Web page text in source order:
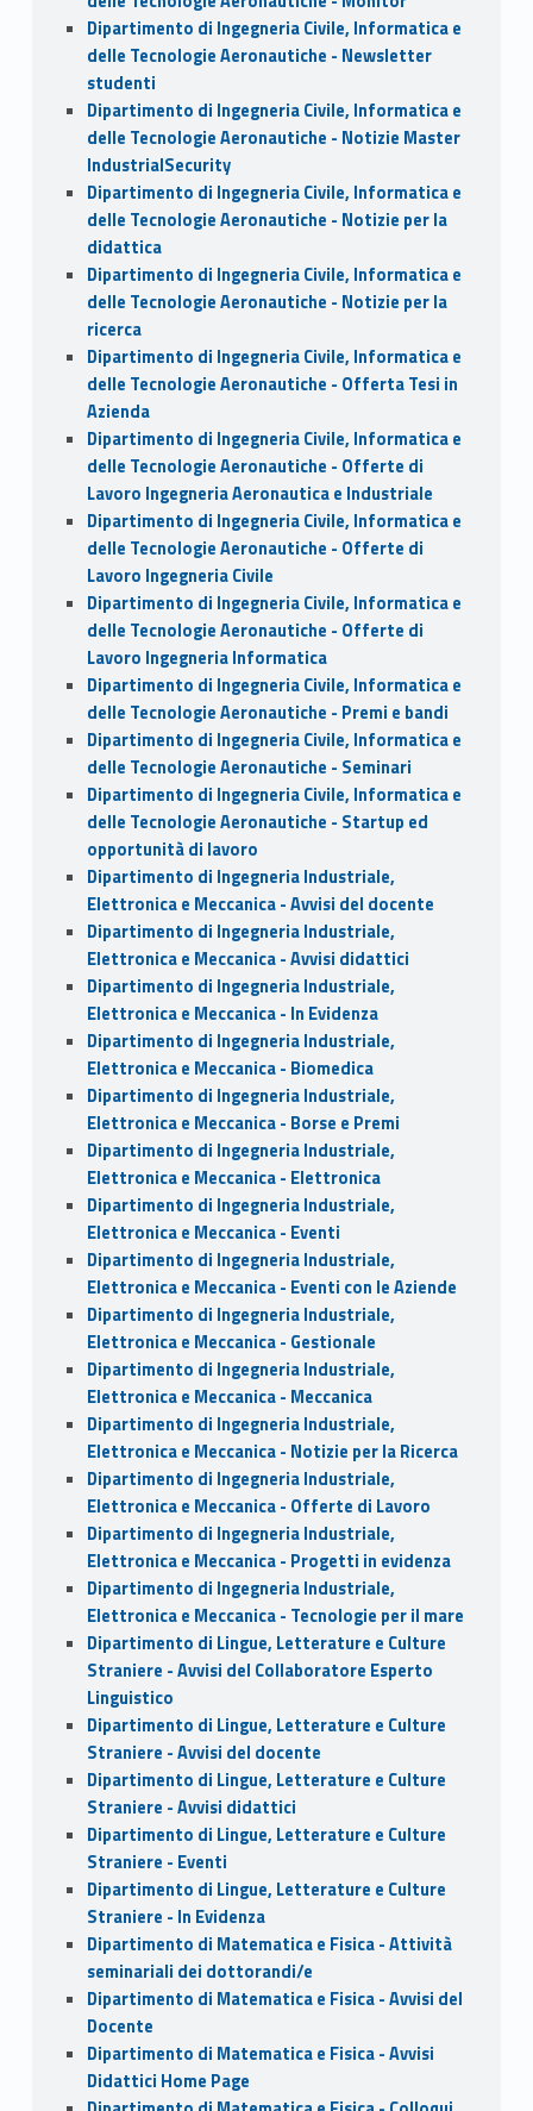
Dipartimento di Ingegneria Civile, Informatica e
delle Tecnologie Aeronautiche - Newsletter
studenti
Dipartimento di Ingegneria Civile, Informatica e
delle Tecnologie Aeronautiche - Notizie Master
IndustrialSecurity
Dipartimento di Ingegneria Civile, Informatica e
delle Tecnologie Aeronautiche - Notizie per la
didattica
Dipartimento di Ingegneria Civile, Informatica e
delle Tecnologie Aeronautiche - Notizie per la
ricerca
Dipartimento di Ingegneria Civile, Informatica e
delle Tecnologie Aeronautiche - Offerta Tesi in
Azienda
Dipartimento di Ingegneria Civile, Informatica e
delle Tecnologie Aeronautiche - Offerte di
Lavoro Ingegneria Aeronautica e Industriale
Dipartimento di Ingegneria Civile, Informatica e
delle Tecnologie Aeronautiche - Offerte di
Lavoro Ingegneria Civile
Dipartimento di Ingegneria Civile, Informatica e
delle Tecnologie Aeronautiche - Offerte di
Lavoro Ingegneria Informatica
Dipartimento di Ingegneria Civile, Informatica e
delle Tecnologie Aeronautiche - Premi e bandi
Dipartimento di Ingegneria Civile, Informatica e
delle Tecnologie Aeronautiche - Seminari
Dipartimento di Ingegneria Civile, Informatica e
delle Tecnologie Aeronautiche - Startup ed
opportunità di lavoro
Dipartimento di Ingegneria Industriale,
Elettronica e Meccanica - Avvisi del docente
Dipartimento di Ingegneria Industriale,
Elettronica e Meccanica - Avvisi didattici
Dipartimento di Ingegneria Industriale,
Elettronica e Meccanica - In Evidenza
Dipartimento di Ingegneria Industriale,
Elettronica e Meccanica - Biomedica
Dipartimento di Ingegneria Industriale,
Elettronica e Meccanica - Borse e Premi
Dipartimento di Ingegneria Industriale,
Elettronica e Meccanica - Elettronica
Dipartimento di Ingegneria Industriale,
Elettronica e Meccanica - Eventi
Dipartimento di Ingegneria Industriale,
Elettronica e Meccanica - Eventi con le Aziende
Dipartimento di Ingegneria Industriale,
Elettronica e Meccanica - Gestionale
Dipartimento di Ingegneria Industriale,
Elettronica e Meccanica - Meccanica
Dipartimento di Ingegneria Industriale,
Elettronica e Meccanica - Notizie per la Ricerca
Dipartimento di Ingegneria Industriale,
Elettronica e Meccanica - Offerte di Lavoro
Dipartimento di Ingegneria Industriale,
Elettronica e Meccanica - Progetti in evidenza
Dipartimento di Ingegneria Industriale,
Elettronica e Meccanica - Tecnologie per il mare
Dipartimento di Lingue, Letterature e Culture
Straniere - Avvisi del Collaboratore Esperto
Linguistico
Dipartimento di Lingue, Letterature e Culture
Straniere - Avvisi del docente
Dipartimento di Lingue, Letterature e Culture
Straniere - Avvisi didattici
Dipartimento di Lingue, Letterature e Culture
Straniere - Eventi
Dipartimento di Lingue, Letterature e Culture
Straniere - In Evidenza
Dipartimento di Matematica e Fisica - Attività
seminariali dei dottorandi/e
Dipartimento di Matematica e Fisica - Avvisi del
Docente
Dipartimento di Matematica e Fisica - Avvisi
Didattici Home Page